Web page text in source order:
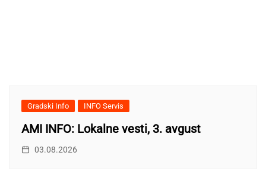
Gradski Info INFO Servis
AMI INFO: Lokalne vesti, 3. avgust
03.08.2026